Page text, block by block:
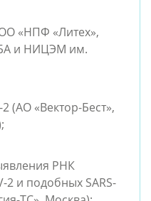
«НПФ «Литех»,
и НИЦЭМ им.
(АО «Вектор-Бест»,
РНК
2 и подобных SARS-